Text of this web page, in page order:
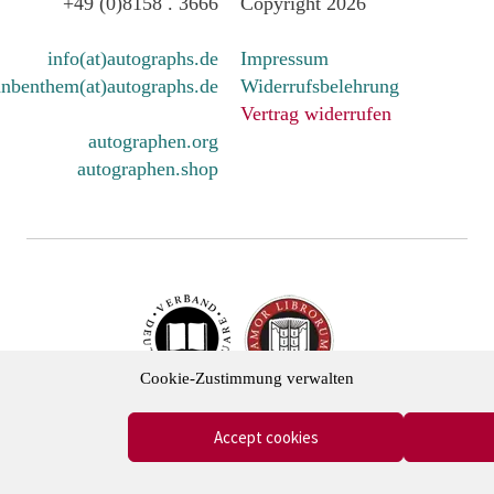
Cookie-Zustimmung verwalten
Accept cookies
info(at)autographs.de
autographen.org
autographen.shop
Impressum
Widerrufsbelehrung
Vertrag widerrufen
Antiquare e.V. und in der International League of